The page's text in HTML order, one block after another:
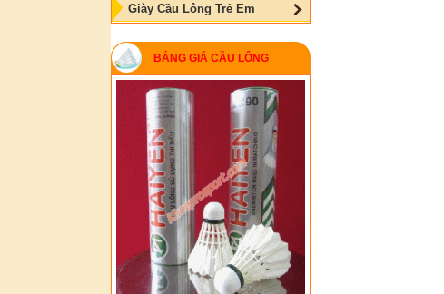
Giày Cầu Lông Trẻ Em
BẢNG GIÁ CẦU LÔNG
Hà Nội bảo vệ thành công chức vô
địch giải cầu lông đồng đội toàn
Cầu lông VN không thiếu nhân tài
nhưng không có sự đầu tư thỏa đáng